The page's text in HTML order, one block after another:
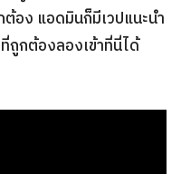
อง แอดมินก็มีเวปแนะนำ
ถูกต้องลองเข้าที่นี่ได้